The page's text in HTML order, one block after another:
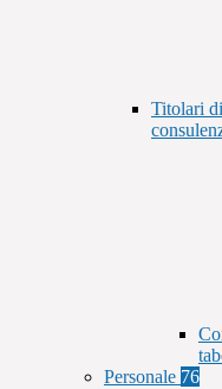
Titolari
Personale 76